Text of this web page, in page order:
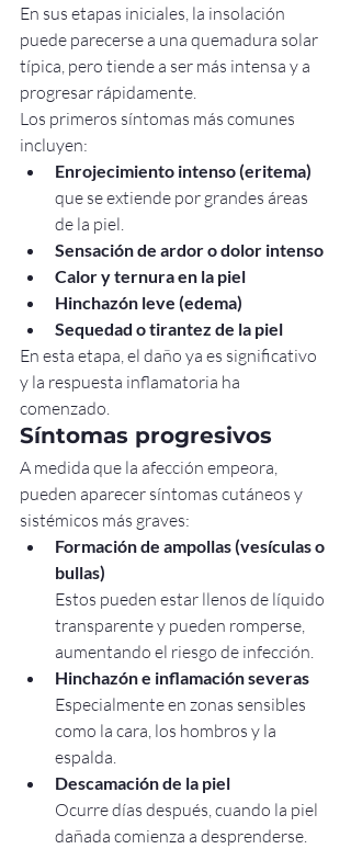
En sus etapas iniciales, la insolación
puede parecerse a una quemadura solar
típica, pero tiende a ser más intensa y a
progresar rápidamente.
Los primeros síntomas más comunes
incluyen:
Enrojecimiento intenso (eritema)
que se extiende por grandes áreas
de la piel.
Sensación de ardor o dolor intenso
Calor y ternura en la piel
Hinchazón leve (edema)
Sequedad o tirantez de la piel
En esta etapa, el daño ya es significativo
y la respuesta inflamatoria ha
comenzado.
Síntomas progresivos
A medida que la afección empeora,
pueden aparecer síntomas cutáneos y
sistémicos más graves:
Formación de ampollas (vesículas o
bullas)
Estos pueden estar llenos de líquido
transparente y pueden romperse,
aumentando el riesgo de infección.
Hinchazón e inflamación severas
Especialmente en zonas sensibles
como la cara, los hombros y la
espalda.
Descamación de la piel
Ocurre días después, cuando la piel
dañada comienza a desprenderse.